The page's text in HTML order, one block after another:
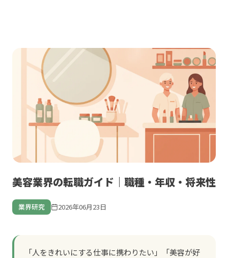
美容業界の転職ガイド｜職種・年収・将来性
業界研究 2026年06月23日
「人をきれいにする仕事に携わりたい」「美容が好